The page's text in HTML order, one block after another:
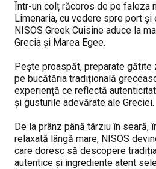
Într-un colț răcoros de pe faleza
Limenaria, cu vedere spre port
NISOS Greek Cuisine aduce la
Grecia și Marea Egee.
Pește proaspăt, preparate
pe bucătăria tradițională
experiență ce reflectă
și gusturile adevărate ale Greciei.
De la prânz până târziu în seară,
relaxată lângă mare, NISOS
care doresc să descopere
autentice și ingrediente atent